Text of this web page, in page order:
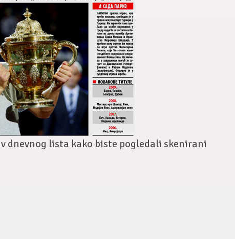
dnevnog lista kako biste pogledali skenirani